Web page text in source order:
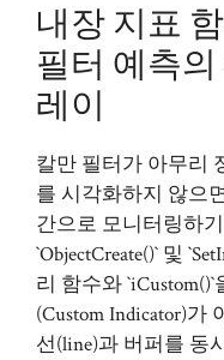
내장 지표
필터 예측
레이
칼만 필터가 아무리
를 시각화하지 않으
간으로 모니터링하
`ObjectCreate()` 및
리 함수와
(Custom Indicator)가
선(line)과 버퍼를 동